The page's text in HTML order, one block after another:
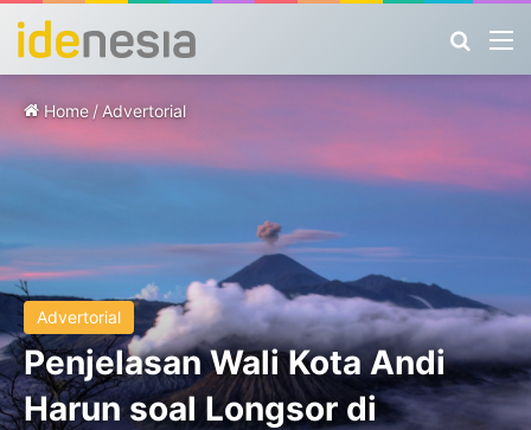
Home / Advertorial
Advertorial
Penjelasan Wali Kota Andi
Harun soal Longsor di